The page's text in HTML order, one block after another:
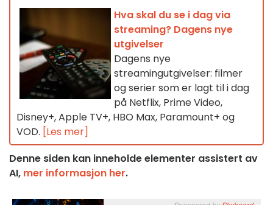
Hva skal du se i dag via
streaming? Dagens nye
utgivelser
Dagens nye
streamingutgivelser: filmer
og serier som er lagt til i dag
på Netflix, Prime Video,
Disney+, Apple TV+, HBO Max, Paramount+ og
VOD. [Les mer]
Denne siden kan inneholde elementer assistert av
AI, mer informasjon her.